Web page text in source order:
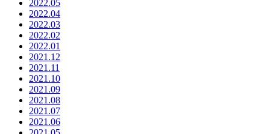
2022.05
2022.04
2022.03
2022.02
2022.01
2021.12
2021.11
2021.10
2021.09
2021.08
2021.07
2021.06